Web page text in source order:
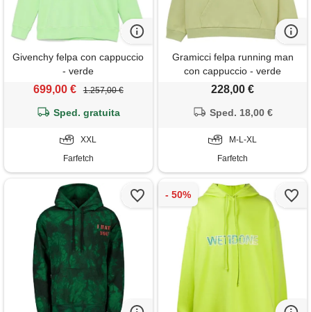
Givenchy felpa con cappuccio
- verde
699,00 € 1.257,00 €
Sped. gratuita
XXL
Farfetch
Gramicci felpa running man
con cappuccio - verde
228,00 €
Sped. 18,00 €
M-L-XL
Farfetch